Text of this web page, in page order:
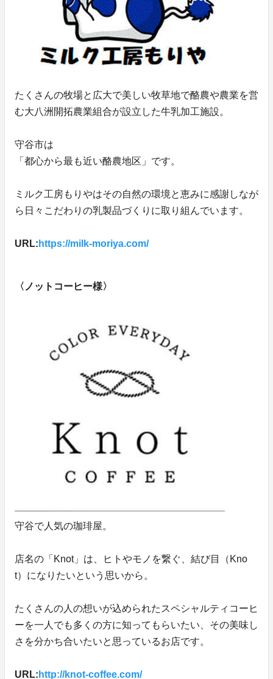
たくさんの牧場と広大で美しい牧草地で酪農や農業を営
む大八洲開拓農業組合が設立した牛乳加工施設。
守谷市は
「都心から最も近い酪農地区」です。
ミルク工房もりやはその自然の環境と恵みに感謝しなが
ら日々こだわりの乳製品づくりに取り組んでいます。
URL: https://milk-moriya.com/
〈ノットコーヒー様〉
守谷で人気の珈琲屋。
店名の「Knot」は、ヒトやモノを繋ぐ、結び目（Kno
t）になりたいという思いから。
たくさんの人の想いが込められたスペシャルティコーヒ
ーを一人でも多くの方に知ってもらいたい、その美味し
さを分かち合いたいと思っているお店です。
URL: http://knot-coffee.com/